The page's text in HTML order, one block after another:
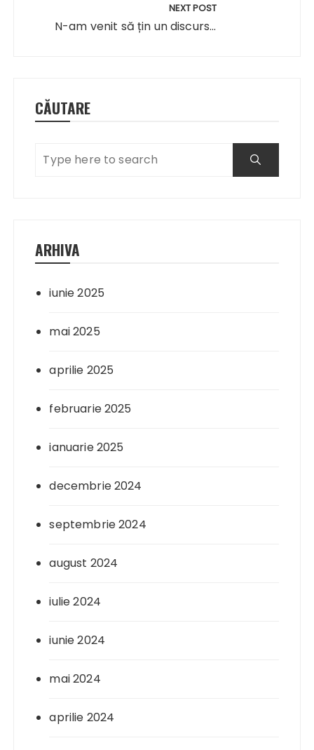
NEXT POST
N-am venit să țin un discurs...
CĂUTARE
ARHIVA
iunie 2025
mai 2025
aprilie 2025
februarie 2025
ianuarie 2025
decembrie 2024
septembrie 2024
august 2024
iulie 2024
iunie 2024
mai 2024
aprilie 2024